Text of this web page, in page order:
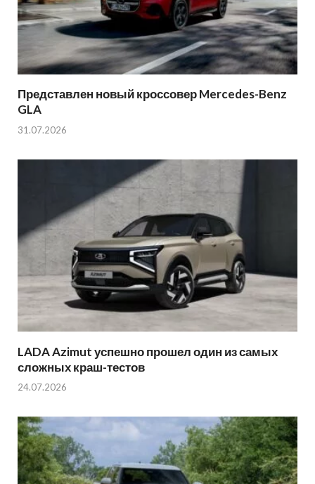
Представлен новый кроссовер Mercedes-Benz
GLA
31.07.2026
LADA Azimut успешно прошел один из самых
сложных краш-тестов
24.07.2026